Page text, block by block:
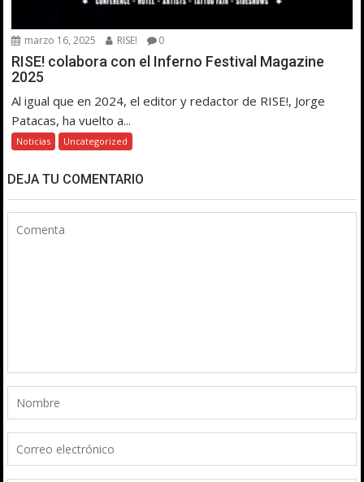
marzo 16, 2025 RISE! 0
RISE! colabora con el Inferno Festival Magazine
2025
Al igual que en 2024, el editor y redactor de RISE!, Jorge
Patacas, ha vuelto a...
Noticias Uncategorized
DEJA TU COMENTARIO